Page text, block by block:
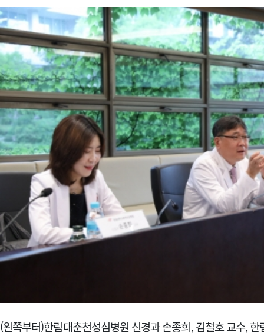
(왼쪽부터)한림대춘천성심병원 신경과 손종희, 김철호 교수,